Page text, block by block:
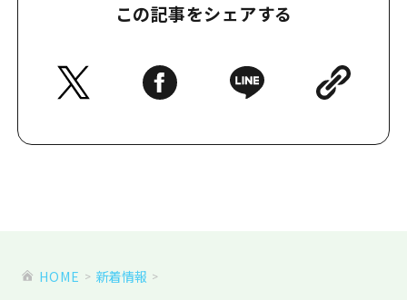
この記事をシェアする
HOME
新着情報